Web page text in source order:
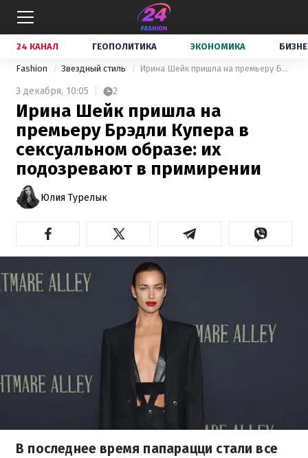
24 КАНАЛ ГЕОПОЛИТИКА ЭКОНОМИКА
Fashion Звездный стиль Ирина Шейк пришла на премьеру Брэдли Купера в сексуальном образе: их подозревают в примирении
3 декабря, 10:05 2
Ирина Шейк пришла на
премьеру Брэдли Купера в
сексуальном образе: их
подозревают в примирении
Юлия Турелык
В последнее время папарацци стали все